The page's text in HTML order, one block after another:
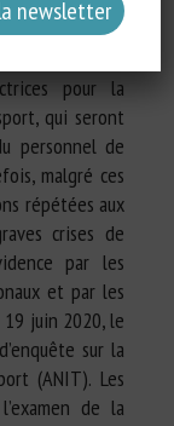
de sa stratégie
pour la
qui seront
personnel de
malgré ces
répétées aux
crises de
par les
et par les
juin 2020, le
sur la
(ANIT). Les
de la